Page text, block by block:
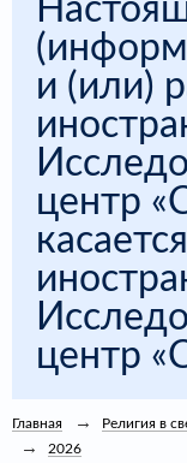
и (или)
центр
центр
Главная Религия в
2026